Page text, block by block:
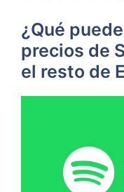
¿Qué
precios de
el resto de